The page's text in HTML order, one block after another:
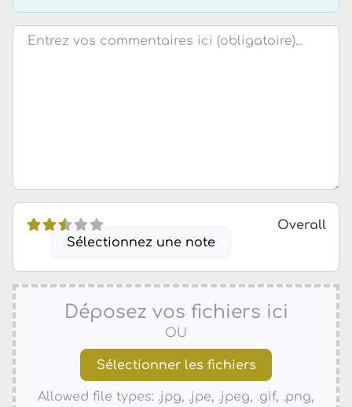
Review text
Sélectionnez une note
Overall
Déposez vos fichiers ici
OU
Allowed file types: .jpg, .jpe, .jpeg, .gif, .png,